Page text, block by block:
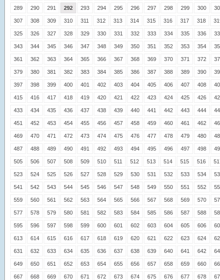
289 290 291 292 293 294 295 296 297 298 299 300
307 308 309 310 311 312 313 314 315 316 317 318
325 326 327 328 329 330 331 332 333 334 335 336
343 344 345 346 347 348 349 350 351 352 353 354
361 362 363 364 365 366 367 368 369 370 371 372
379 380 381 382 383 384 385 386 387 388 389 390
397 398 399 400 401 402 403 404 405 406 407 408
415 416 417 418 419 420 421 422 423 424 425 426
433 434 435 436 437 438 439 440 441 442 443 444
451 452 453 454 455 456 457 458 459 460 461 462
469 470 471 472 473 474 475 476 477 478 479 480
487 488 489 490 491 492 493 494 495 496 497 498
505 506 507 508 509 510 511 512 513 514 515 516
523 524 525 526 527 528 529 530 531 532 533 534
541 542 543 544 545 546 547 548 549 550 551 552
559 560 561 562 563 564 565 566 567 568 569 570
577 578 579 580 581 582 583 584 585 586 587 588
595 596 597 598 599 600 601 602 603 604 605 606
613 614 615 616 617 618 619 620 621 622 623 624
631 632 633 634 635 636 637 638 639 640 641 642
649 650 651 652 653 654 655 656 657 658 659 660
667 668 669 670 671 672 673 674 675 676 677 678